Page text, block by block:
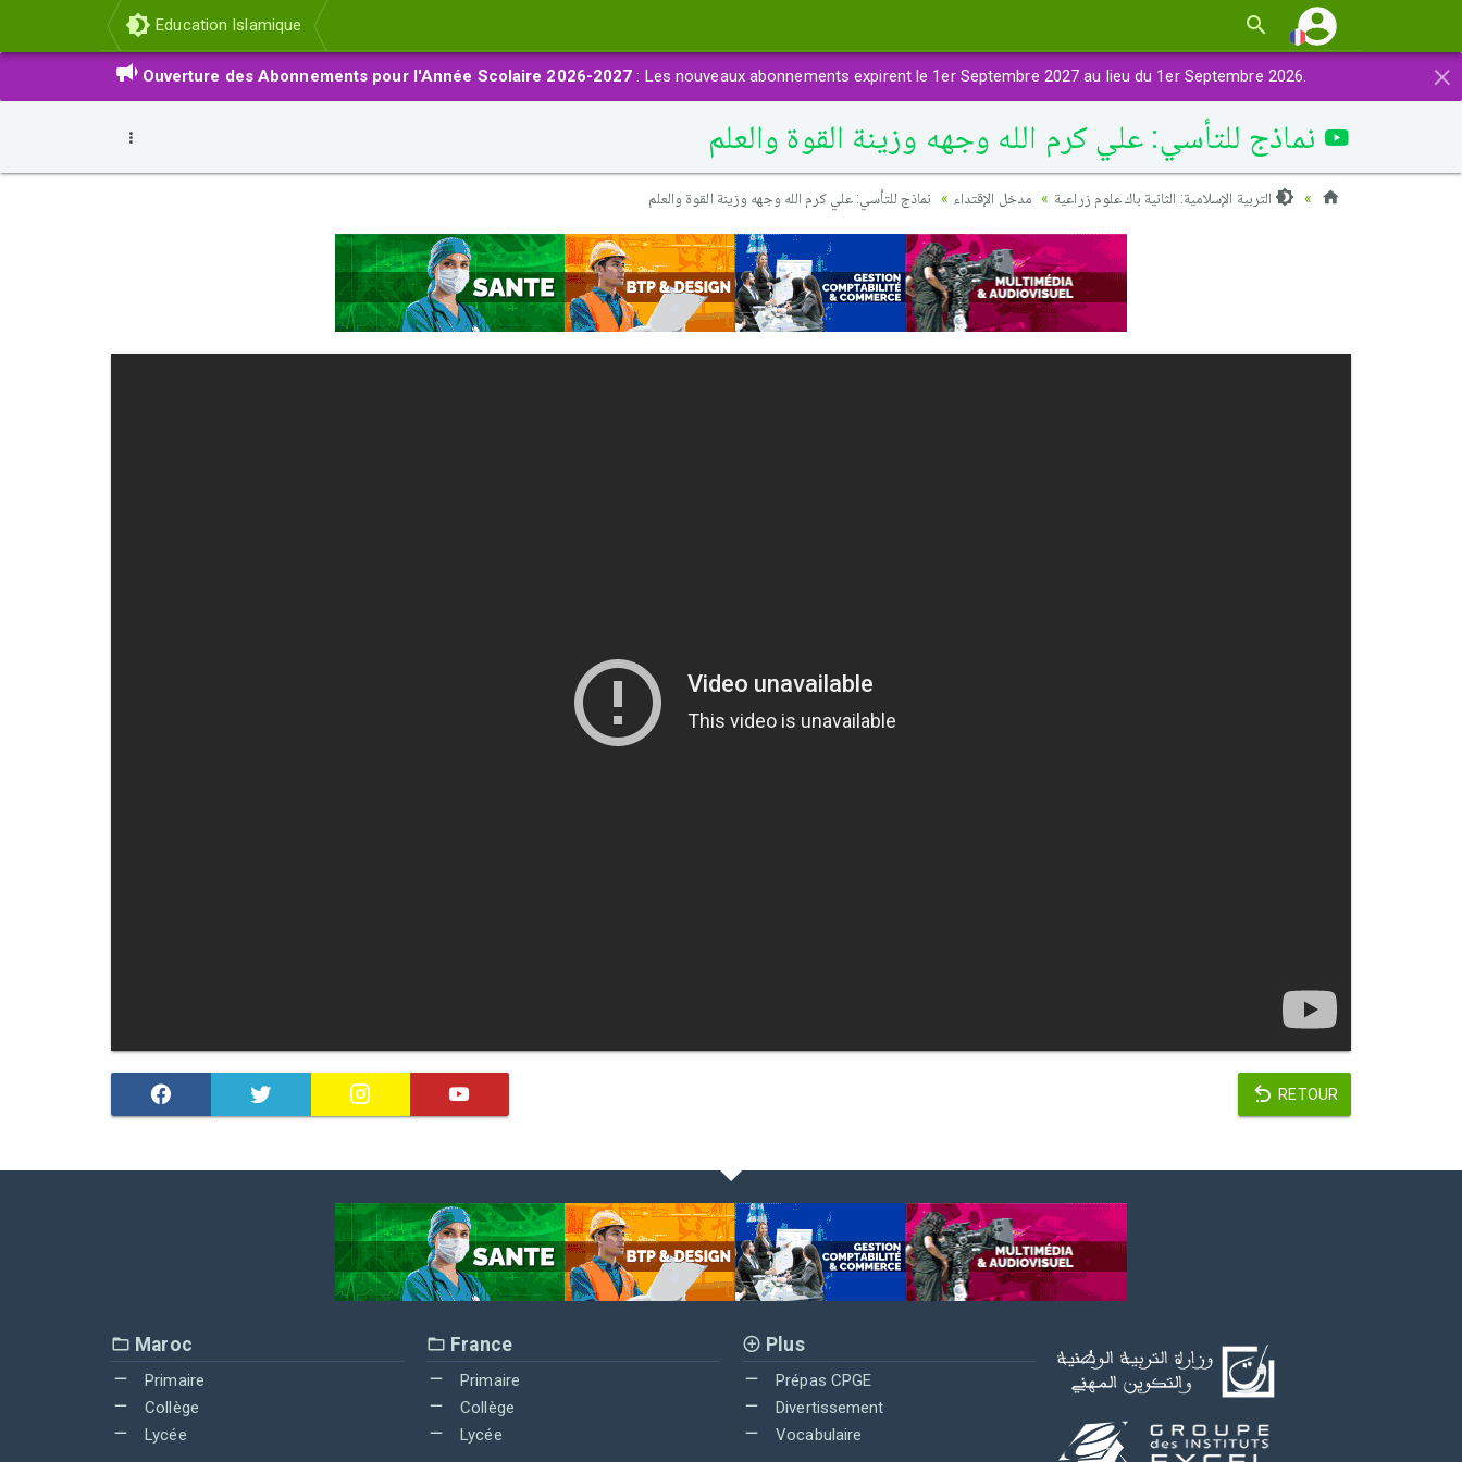
Education Islamique
×
Ouverture des Abonnements pour l'Année Scolaire 2026-2027 : Les nouveaux abonnements expirent le 1er Septembre 2027 au lieu du 1er Septembre 2026.
نماذج للتأسي: علي كرم الله وجهه وزينة القوة والعلم
التربية الإسلامية: الثانية باك علوم زراعية مدخل الإقتداء نماذج للتأسي: علي كرم الله وجهه وزينة القوة والعلم
RETOUR
Maroc
Primaire
Collège
Lycée
France
Primaire
Collège
Lycée
Plus
Prépas CPGE
Divertissement
Vocabulaire